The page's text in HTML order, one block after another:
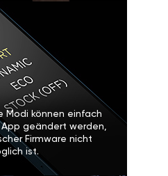
Modi können einfach
geändert werden,
Firmware nicht
ist.